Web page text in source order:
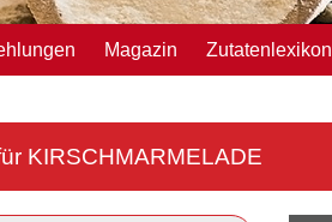
Magazin Zutatenlexikon
KIRSCHMARMELADE